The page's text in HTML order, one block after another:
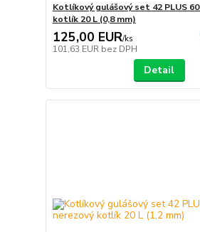
Kotlíkový gulášový set 42 PLUS
kotlík 20 L (0,8 mm)
125,00 EUR/ks
101,63 EUR bez DPH
Detail